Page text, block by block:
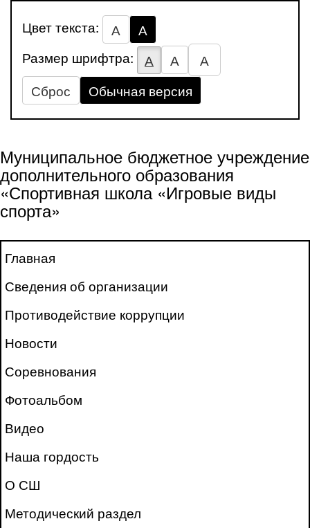
Цвет текста: А
А
Размер шрифтра:
А А
А
Сброс
Обычная версия
Муниципальное бюджетное учреждение
дополнительного образования
«Спортивная школа «Игровые виды
спорта»
Главная
Сведения об организации
Противодействие коррупции
Новости
Соревнования
Фотоальбом
Видео
Наша гордость
О СШ
Методический раздел